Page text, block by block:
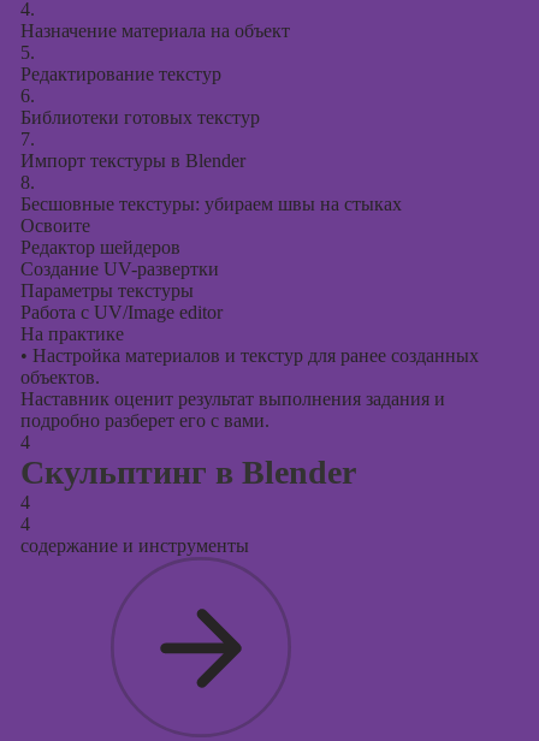
4.
Назначение материала на объект
5.
Редактирование текстур
6.
Библиотеки готовых текстур
7.
Импорт текстуры в Blender
8.
Бесшовные текстуры: убираем швы на стыках
Освоите
Редактор шейдеров
Создание UV-развертки
Параметры текстуры
Работа с UV/Image editor
На практике
• Настройка материалов и текстур для ранее созданных
объектов.
Наставник оценит результат выполнения задания и
подробно разберет его с вами.
4
Скульптинг в Blender
4
4
содержание и инструменты